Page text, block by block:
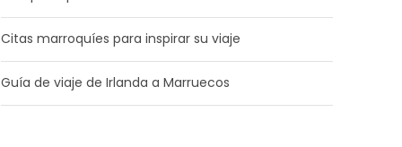
Citas marroquíes para inspirar su viaje
Guía de viaje de Irlanda a Marruecos